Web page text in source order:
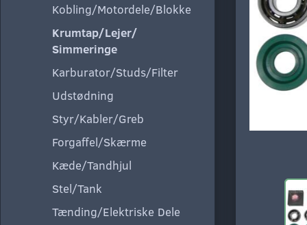
Kobling/Motordele/Blokke
Krumtap/Lejer/
Simmeringe
Karburator/Studs/Filter
Udstødning
Styr/Kabler/Greb
Forgaffel/Skærme
Kæde/Tandhjul
Stel/Tank
Tænding/Elektriske Dele